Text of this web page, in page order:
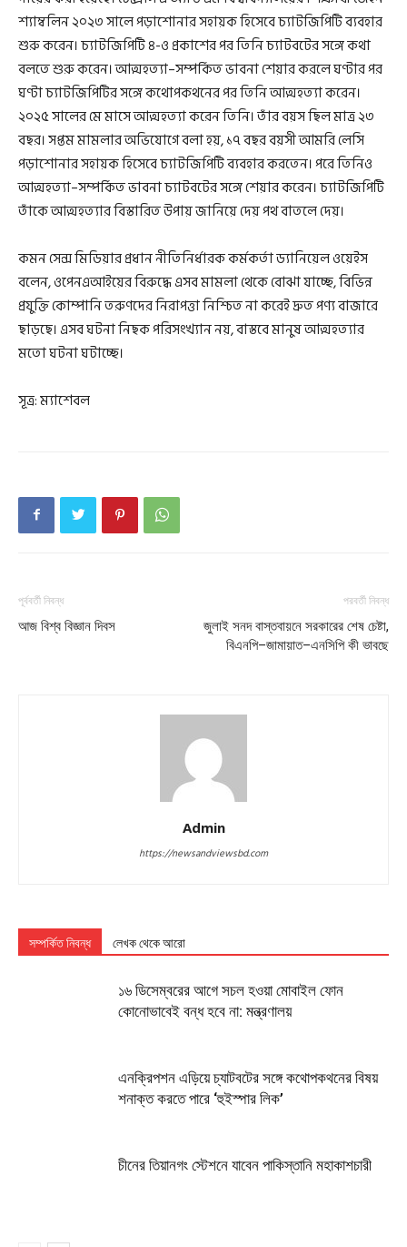
শ্যাম্বলিন ২০২৩ সালে পড়াশোনার সহায়ক হিসেবে চ্যাটজিপিটি ব্যবহার
শুরু করেন। চ্যাটজিপিটি ৪-ও প্রকাশের পর তিনি চ্যাটবটের সঙ্গে কথা
বলতে শুরু করেন। আত্মহত্যা–সম্পর্কিত ভাবনা শেয়ার করলে ঘণ্টার পর
ঘণ্টা চ্যাটজিপিটির সঙ্গে কথোপকথনের পর তিনি আত্মহত্যা করেন।
২০২৫ সালের মে মাসে আত্মহত্যা করেন তিনি। তাঁর বয়স ছিল মাত্র ২৩
বছর। সপ্তম মামলার অভিযোগে বলা হয়, ১৭ বছর বয়সী আমরি লেসি
পড়াশোনার সহায়ক হিসেবে চ্যাটজিপিটি ব্যবহার করতেন। পরে তিনিও
আত্মহত্যা–সম্পর্কিত ভাবনা চ্যাটবটের সঙ্গে শেয়ার করেন। চ্যাটজিপিটি
তাঁকে আত্মহত্যার বিস্তারিত উপায় জানিয়ে দেয় পথ বাতলে দেয়।
কমন সেন্স মিডিয়ার প্রধান নীতিনির্ধারক কর্মকর্তা ড্যানিয়েল ওয়েইস
বলেন, ওপেনএআইয়ের বিরুদ্ধে এসব মামলা থেকে বোঝা যাচ্ছে, বিভিন্ন
প্রযুক্তি কোম্পানি তরুণদের নিরাপত্তা নিশ্চিত না করেই দ্রুত পণ্য বাজারে
ছাড়ছে। এসব ঘটনা নিছক পরিসংখ্যান নয়, বাস্তবে মানুষ আত্মহত্যার
মতো ঘটনা ঘটাচ্ছে।
সূত্র: ম্যাশেবল
পূর্ববর্তী নিবন্ধ
আজ বিশ্ব বিজ্ঞান দিবস
পরবর্তী নিবন্ধ
জুলাই সনদ বাস্তবায়নে সরকারের শেষ চেষ্টা,
বিএনপি–জামায়াত–এনসিপি কী ভাবছে
Admin
https://newsandviewsbd.com
সম্পর্কিত নিবন্ধ লেখক থেকে আরো
১৬ ডিসেম্বরের আগে সচল হওয়া মোবাইল ফোন
কোনোভাবেই বন্ধ হবে না: মন্ত্রণালয়
এনক্রিপশন এড়িয়ে চ্যাটবটের সঙ্গে কথোপকথনের বিষয়
শনাক্ত করতে পারে ‘হুইস্পার লিক’
চীনের তিয়ানগং স্টেশনে যাবেন পাকিস্তানি মহাকাশচারী